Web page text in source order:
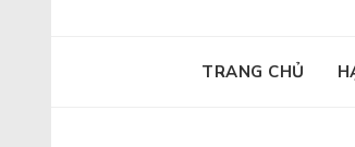
TRANG CHỦ